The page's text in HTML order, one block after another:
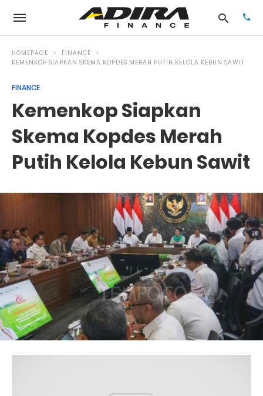
HOMEPAGE
FINANCE
KEMENKOP SIAPKAN SKEMA KOPDES MERAH PUTIH KELOLA KEBUN SAWIT
FINANCE
Kemenkop Siapkan
Skema Kopdes Merah
Putih Kelola Kebun Sawit